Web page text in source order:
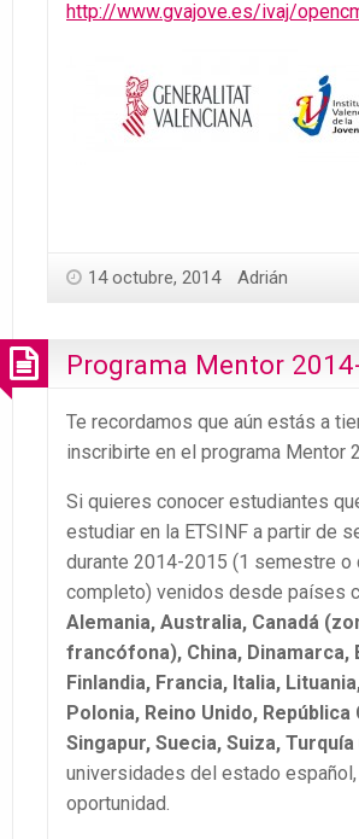
http://www.gvajove.es/ivaj/
14 octubre, 2014 Adrián
Programa Mentor
Te recordamos que aún estás a
inscribirte en el programa Mentor
Si quieres conocer estudiantes
estudiar en la ETSINF a partir de
durante 2014-2015 (1 semestre o
completo) venidos desde países
Alemania, Australia, Canadá
francófona), China, Dinamarca,
Finlandia, Francia, Italia,
Polonia, Reino Unido, República
Singapur, Suecia, Suiza, Turquía
universidades del estado
oportunidad.